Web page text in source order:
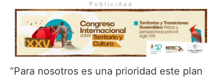
Publicidad
“Para nosotros es una prioridad este plan